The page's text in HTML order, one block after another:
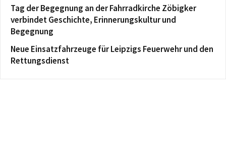
Tag der Begegnung an der Fahrradkirche Zöbigker
verbindet Geschichte, Erinnerungskultur und
Begegnung
Neue Einsatzfahrzeuge für Leipzigs Feuerwehr und den
Rettungsdienst